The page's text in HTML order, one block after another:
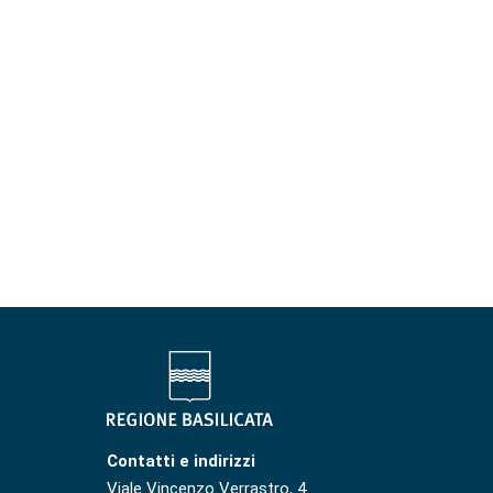
Contatti e indirizzi
Viale Vincenzo Verrastro, 4